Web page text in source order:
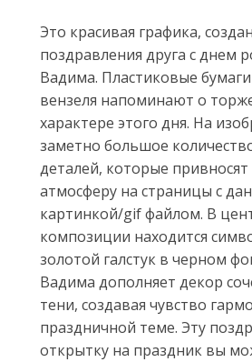
Это красивая графика,
поздравления друга с днем
Вадима. Пластиковые
вензеля напоминают о
характере этого дня. На
заметно большое
деталей, которые
атмосферу на страницы с
картинкой/gif файлом. В
композиции находится
золотой галстук в черном
Вадима дополняет декор
тени, создавая чувство
праздничной теме. Эту
открытку на праздник вы